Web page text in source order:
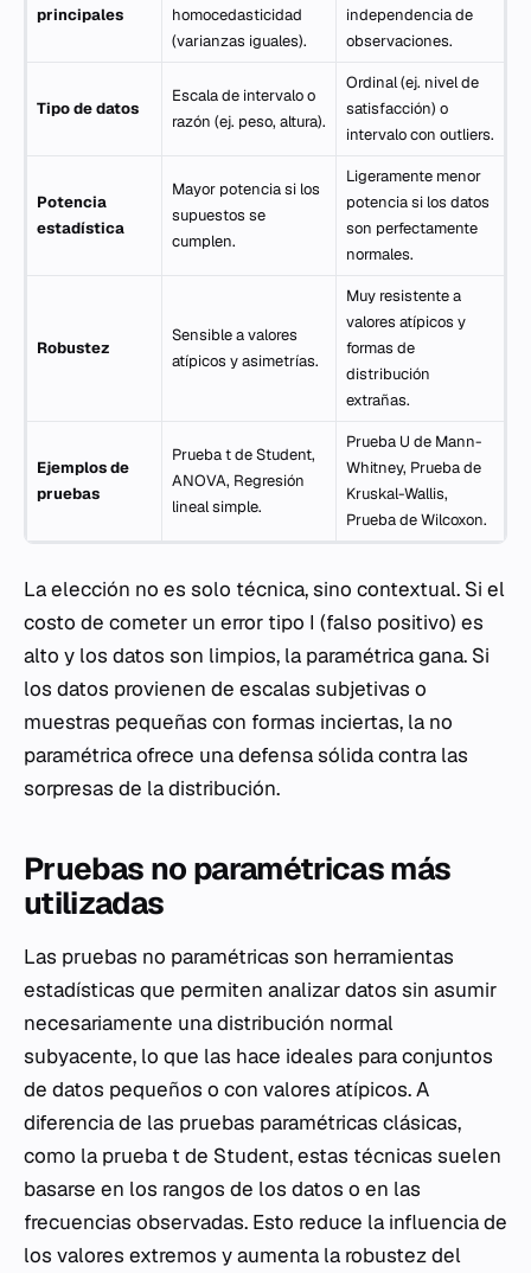
principales
homocedasticidad
(varianzas iguales).
independencia de
observaciones.
Tipo de datos
Escala de intervalo o
razón (ej. peso, altura).
Ordinal (ej. nivel de
satisfacción) o
intervalo con outliers.
Potencia
estadística
Mayor potencia si los
supuestos se
cumplen.
Ligeramente menor
potencia si los datos
son perfectamente
normales.
Robustez
Sensible a valores
atípicos y asimetrías.
Muy resistente a
valores atípicos y
formas de
distribución
extrañas.
Ejemplos de
pruebas
Prueba t de Student,
ANOVA, Regresión
lineal simple.
Prueba U de Mann-
Whitney, Prueba de
Kruskal-Wallis,
Prueba de Wilcoxon.
La elección no es solo técnica, sino contextual. Si el
costo de cometer un error tipo I (falso positivo) es
alto y los datos son limpios, la paramétrica gana. Si
los datos provienen de escalas subjetivas o
muestras pequeñas con formas inciertas, la no
paramétrica ofrece una defensa sólida contra las
sorpresas de la distribución.
Pruebas no paramétricas más
utilizadas
Las pruebas no paramétricas son herramientas
estadísticas que permiten analizar datos sin asumir
necesariamente una distribución normal
subyacente, lo que las hace ideales para conjuntos
de datos pequeños o con valores atípicos. A
diferencia de las pruebas paramétricas clásicas,
como la prueba t de Student, estas técnicas suelen
basarse en los rangos de los datos o en las
frecuencias observadas. Esto reduce la influencia de
los valores extremos y aumenta la robustez del